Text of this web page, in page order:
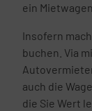
ein
Insofern
buchen. Via
auch die
die Sie Wert